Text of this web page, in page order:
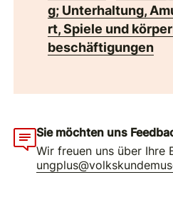
g; Unterhaltung,
rt, Spiele und
beschäftigungen
Sie möchten uns
Wir freuen uns über Ihre